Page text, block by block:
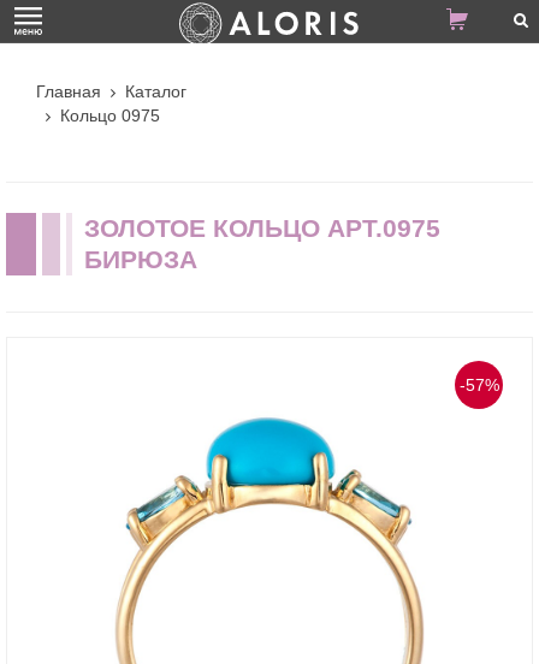
Главная
Каталог
Кольцо 0975
ЗОЛОТОЕ КОЛЬЦО АРТ.0975
БИРЮЗА
-57%